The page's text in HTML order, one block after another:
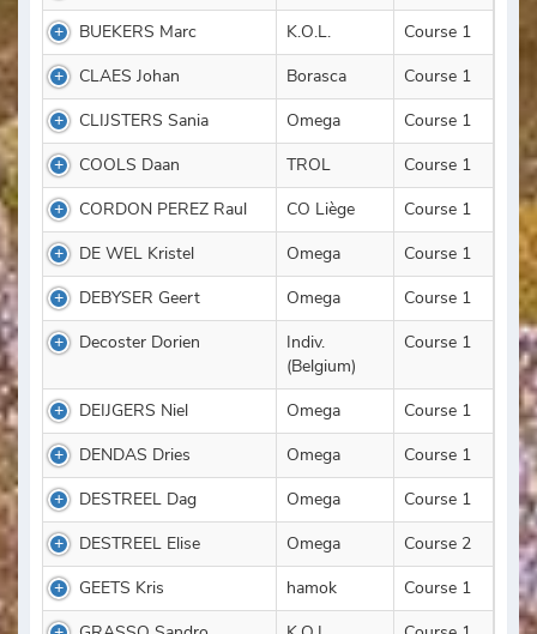
BUEKERS Marc
K.O.L.
Course 1
CLAES Johan
Borasca
Course 1
CLIJSTERS Sania
Omega
Course 1
COOLS Daan
TROL
Course 1
CORDON PEREZ Raul
CO Liège
Course 1
DE WEL Kristel
Omega
Course 1
DEBYSER Geert
Omega
Course 1
Decoster Dorien
Indiv.
(Belgium)
Course 1
DEIJGERS Niel Omega
Course 1
DENDAS Dries
Omega
Course 1
DESTREEL Dag
Omega
Course 1
DESTREEL Elise
Omega
Course 2
GEETS Kris
hamok
Course 1